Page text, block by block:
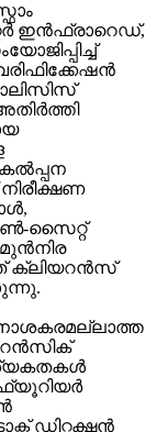
ഇൻഫ്രാറെഡ്,
സൈറ്റ്
ക്ലിയറൻസ്
ഡിറ്റക്ഷൻ